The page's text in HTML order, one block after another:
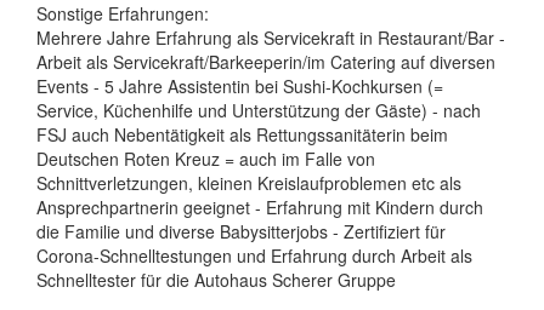
Sonstige Erfahrungen:
Mehrere Jahre Erfahrung als Servicekraft in Restaurant/Bar -
Arbeit als Servicekraft/Barkeeperin/im Catering auf diversen
Events - 5 Jahre Assistentin bei Sushi-Kochkursen (=
Service, Küchenhilfe und Unterstützung der Gäste) - nach
FSJ auch Nebentätigkeit als Rettungssanitäterin beim
Deutschen Roten Kreuz = auch im Falle von
Schnittverletzungen, kleinen Kreislaufproblemen etc als
Ansprechpartnerin geeignet - Erfahrung mit Kindern durch
die Familie und diverse Babysitterjobs - Zertifiziert für
Corona-Schnelltestungen und Erfahrung durch Arbeit als
Schnelltester für die Autohaus Scherer Gruppe